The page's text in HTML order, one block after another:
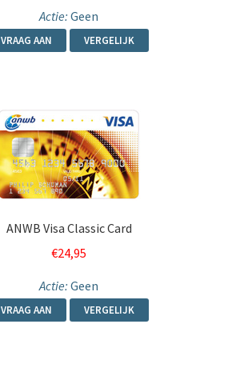
Actie: Geen
VRAAG AAN VERGELIJK
ANWB Visa Classic Card
€24,95
Actie: Geen
VRAAG AAN VERGELIJK